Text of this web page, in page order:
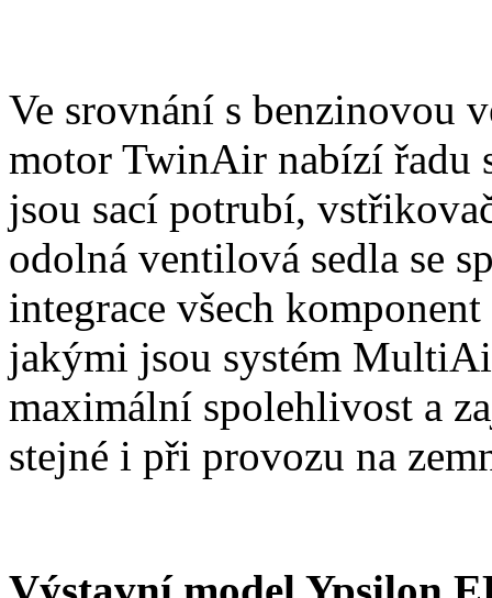
Ve srovnání s benzinovou
motor TwinAir nabízí řadu
jsou sací potrubí,
odolná ventilová sedla se
integrace všech
jakými jsou systém
maximální spolehlivost a
stejné i při provozu na